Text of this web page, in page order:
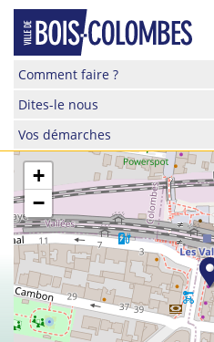
Skip
content
Site
de
la
de
Bois-
Colombes
Comment faire ?
Dites-le nous
Vos démarches
+
−